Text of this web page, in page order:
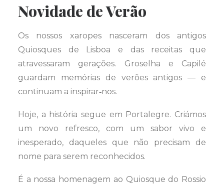
Novidade de Verão
Os nossos xaropes nasceram dos antigos
Quiosques de Lisboa e das receitas que
atravessaram gerações. Groselha e Capilé
guardam memórias de verões antigos — e
continuam a inspirar‑nos.
Hoje, a história segue em Portalegre. Criámos
um novo refresco, com um sabor vivo e
inesperado, daqueles que não precisam de
nome para serem reconhecidos.
É a nossa homenagem ao Quiosque do Rossio